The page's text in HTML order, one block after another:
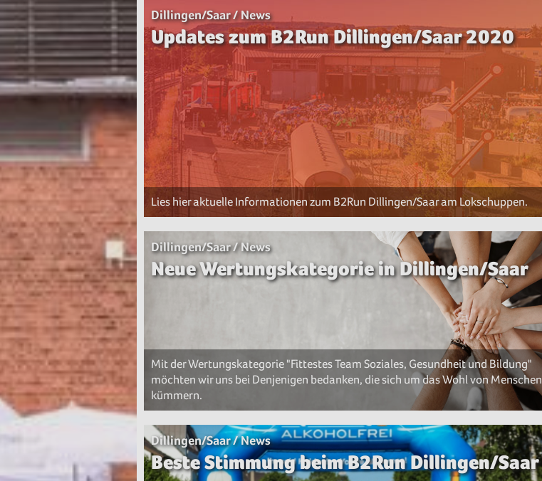
Dillingen/Saar / News
Updates zum B2Run Dillingen/Saar 2020
Lies hier aktuelle Informationen zum B2Run Dillingen/Saar am Lokschuppen.
Dillingen/Saar / News
Neue Wertungskategorie in Dillingen/Saar
Mit der Wertungskategorie "Fittestes Team Soziales, Gesundheit und Bildung"
möchten wir uns bei Denjenigen bedanken, die sich um das Wohl von Menschen
kümmern.
Dillingen/Saar / News
Beste Stimmung beim B2Run Dillingen/Saar